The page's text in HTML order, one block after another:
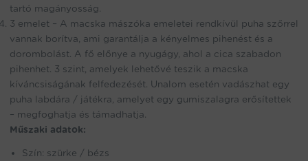
tartó magányosság.
3 emelet – A macska mászóka emeletei rendkívül puha szőrrel
vannak borítva, ami garantálja a kényelmes pihenést és a
dorombolást. A fő előnye a nyugágy, ahol a cica szabadon
pihenhet. 3 szint, amelyek lehetővé teszik a macska
kíváncsiságának felfedezését. Unalom esetén vadászhat egy
puha labdára / játékra, amelyet egy gumiszalagra erősítettek
– megfoghatja és támadhatja.
Műszaki adatok:
Szín: szürke / bézs